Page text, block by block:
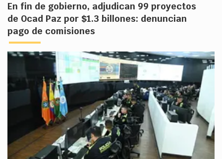
En fin de gobierno, adjudican 99 proyectos
de Ocad Paz por $1.3 billones: denuncian
pago de comisiones